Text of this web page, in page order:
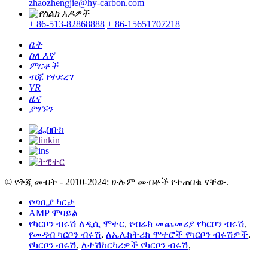
zhaozhengjie@hy-carbon.com
+ 86-513-82868888 + 86-15651707218
ቤት
ስለ እኛ
ምርቶች
ብጁ የተደረገ
VR
ዜና
ያግኙን
© የቅጂ መብት - 2010-2024: ሁሉም መብቶች የተጠበቁ ናቸው.
የጣቢያ ካርታ
AMP ሞባይል
የካርቦን ብሩሽ ለዲሲ ሞተር, የብሬክ መጨመሪያ የካርቦን ብሩሽ,
የመዳብ ካርቦን ብሩሽ, ለኤሌክትሪክ ሞተሮች የካርቦን ብሩሽዎች,
የካርቦን ብሩሽ, ለተሽከርካሪዎች የካርቦን ብሩሽ,